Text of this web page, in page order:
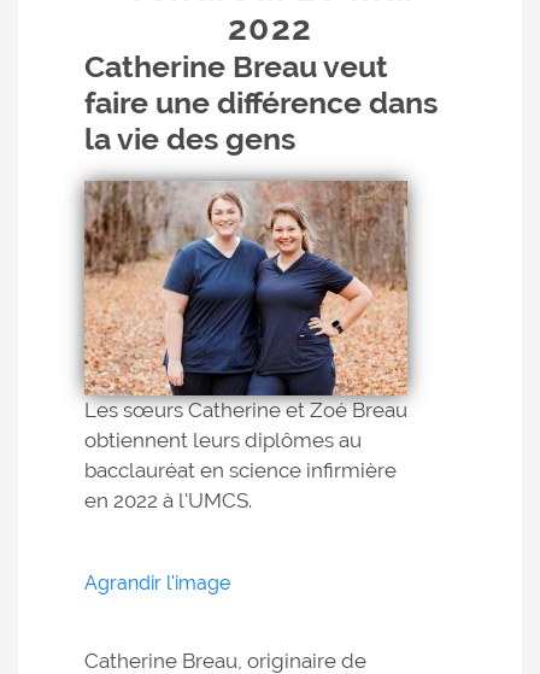
2022
Catherine Breau veut
faire une différence dans
la vie des gens
Les sœurs Catherine et Zoé Breau
obtiennent leurs diplômes au
bacclauréat en science infirmière
en 2022 à l'UMCS.
Agrandir l'image
Catherine Breau, originaire de